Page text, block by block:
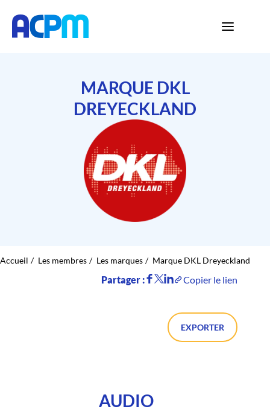
MARQUE DKL
DREYECKLAND
Accueil Les membres Les marques Marque DKL Dreyeckland
Partager : Copier le lien
EXPORTER
AUDIO